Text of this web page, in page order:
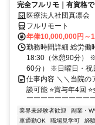
完全フルリモ｜有資格
医療法人社団真凛会
フルリモート
年俸10,000,000円～
勤務時間詳細 総労働
18:30（休憩90分）
60分） ※日曜日・祝
仕事内容 ＼＼当院の
談可能 ⭐賞与年4回
￣￣￣￣￣￣￣￣￣
業界未経験者歓迎 副業・
車通勤OK
職場見学可 経